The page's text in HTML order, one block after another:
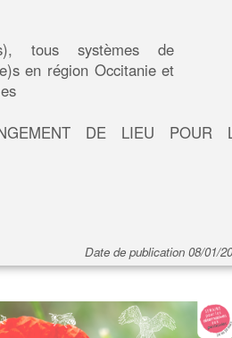
tous systèmes de
en région Occitanie et
DE LIEU POUR
Date de publication 08/01/